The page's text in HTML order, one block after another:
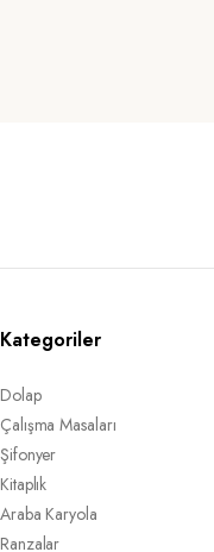
Kategoriler
Dolap
Çalışma Masaları
Şifonyer
Kitaplık
Araba Karyola
Ranzalar